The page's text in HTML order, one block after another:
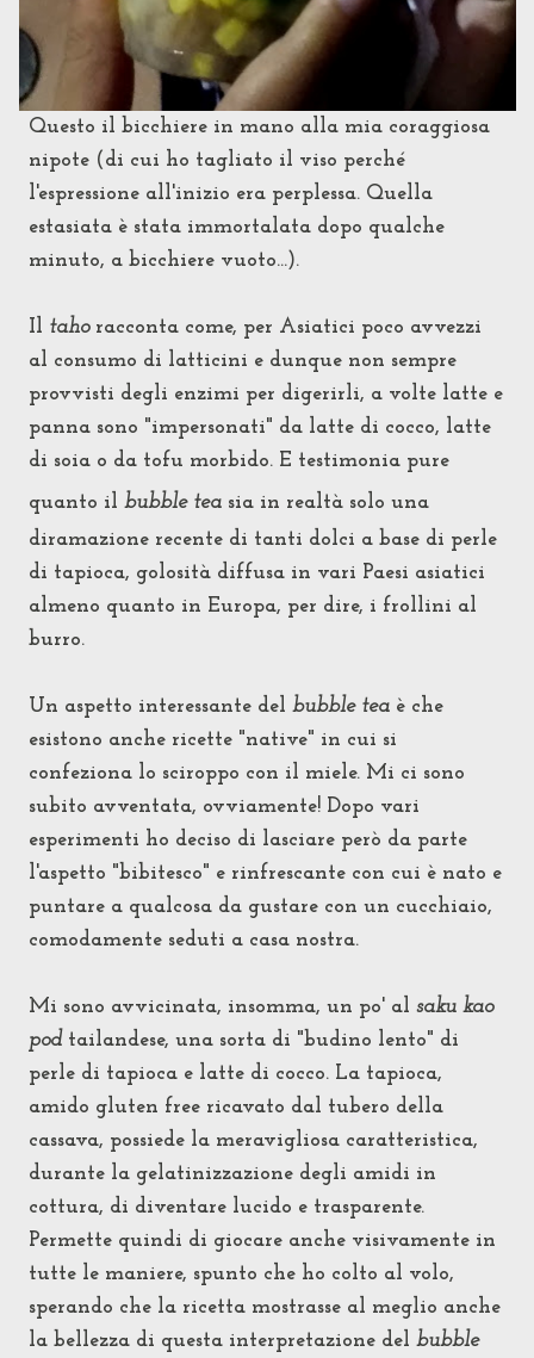
Questo il bicchiere in mano alla mia coraggiosa
nipote (di cui ho tagliato il viso perché
l'espressione all'inizio era perplessa. Quella
estasiata è stata immortalata dopo qualche
minuto, a bicchiere vuoto...).
Il tahoracconta come, per Asiatici poco avvezzi
al consumo di latticini e dunque non sempre
provvisti degli enzimi per digerirli, a volte latte e
panna sono "impersonati" da latte di cocco, latte
di soia o da tofu morbido. E testimonia pure
quanto il bubble tea sia in realtà solo una
diramazione recente di tanti dolci a base di perle
di tapioca, golosità diffusa in vari Paesi asiatici
almeno quanto in Europa, per dire, i frollini al
burro.
Un aspetto interessante del bubble tea è che
esistono anche ricette "native" in cui si
confeziona lo sciroppo con il miele. Mi ci sono
subito avventata, ovviamente! Dopo vari
esperimenti ho deciso di lasciare però da parte
l'aspetto "bibitesco" e rinfrescante con cui è nato e
puntare a qualcosa da gustare con un cucchiaio,
comodamente seduti a casa nostra.
Mi sono avvicinata, insomma, un po' al saku kao
pod tailandese, una sorta di "budino lento" di
perle di tapioca e latte di cocco. La tapioca,
amido gluten free ricavato dal tubero della
cassava, possiede la meravigliosa caratteristica,
durante la gelatinizzazione degli amidi in
cottura, di diventare lucido e trasparente.
Permette quindi di giocare anche visivamente in
tutte le maniere, spunto che ho colto al volo,
sperando che la ricetta mostrasse al meglio anche
la bellezza di questa interpretazione del bubble